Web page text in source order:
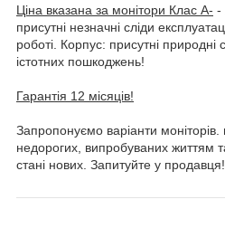
Ціна вказана за монітори Клас A- -
присутні незначні сліди
роботі. Корпус: присутні природні
істотних пошкоджень!
Гарантія 12 місяців!
Запропонуємо варіанти
недорогих, випробуваних життям
стані нових. Запитуйте у продавця!